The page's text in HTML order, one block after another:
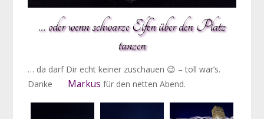
… oder wenn schwarze Elfen über den Platz
tanzen
… da darf Dir echt keiner zuschauen 😉 – toll war’s.
Danke
Markus für den netten Abend.